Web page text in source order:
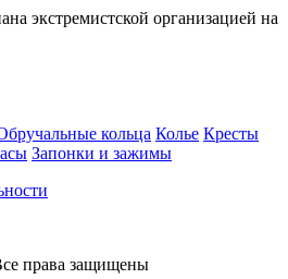
экстремистской организацией на
кольца Колье Кресты
Запонки и зажимы
права защищены